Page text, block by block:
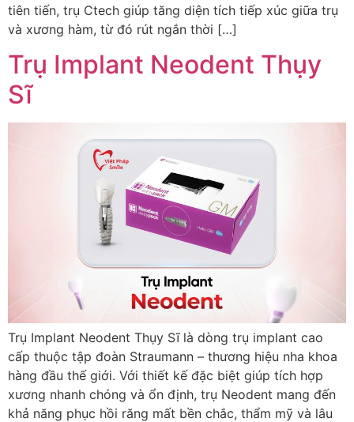
tiên tiến, trụ Ctech giúp tăng diện tích tiếp xúc giữa trụ
và xương hàm, từ đó rút ngắn thời […]
Trụ Implant Neodent Thụy
Sĩ
Trụ Implant Neodent Thụy Sĩ là dòng trụ implant cao
cấp thuộc tập đoàn Straumann – thương hiệu nha khoa
hàng đầu thế giới. Với thiết kế đặc biệt giúp tích hợp
xương nhanh chóng và ổn định, trụ Neodent mang đến
khả năng phục hồi răng mất bền chắc, thẩm mỹ và lâu